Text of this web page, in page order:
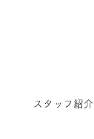
スタッフ紹介